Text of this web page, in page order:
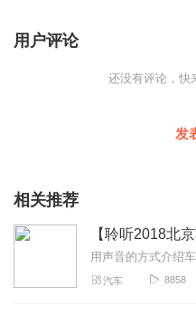
用户评论
还没有评论，快
发
相关推荐
【聆听2018北京
汽车 8858